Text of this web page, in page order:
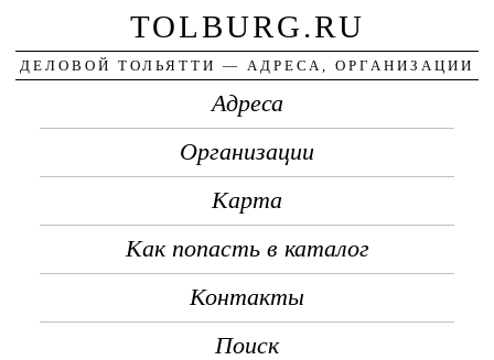
TOLBURG.RU
ДЕЛОВОЙ ТОЛЬЯТТИ — АДРЕСА, ОРГАНИЗАЦИИ
Адреса
Организации
Карта
Как попасть в каталог
Контакты
Поиск